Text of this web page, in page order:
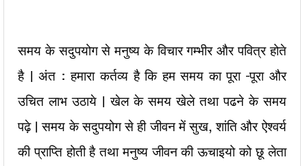
समय के सदुपयोग से मनुष्य के विचार गम्भीर और पवित्र होते
है | अंत : हमारा कर्तव्य है कि हम समय का पूरा –पूरा और
उचित लाभ उठाये | खेल के समय खेले तथा पढने के समय
पढ़े | समय के सदुपयोग से ही जीवन में सुख, शांति और ऐश्वर्य
की प्राप्ति होती है तथा मनुष्य जीवन की ऊचाइयो को छू लेता